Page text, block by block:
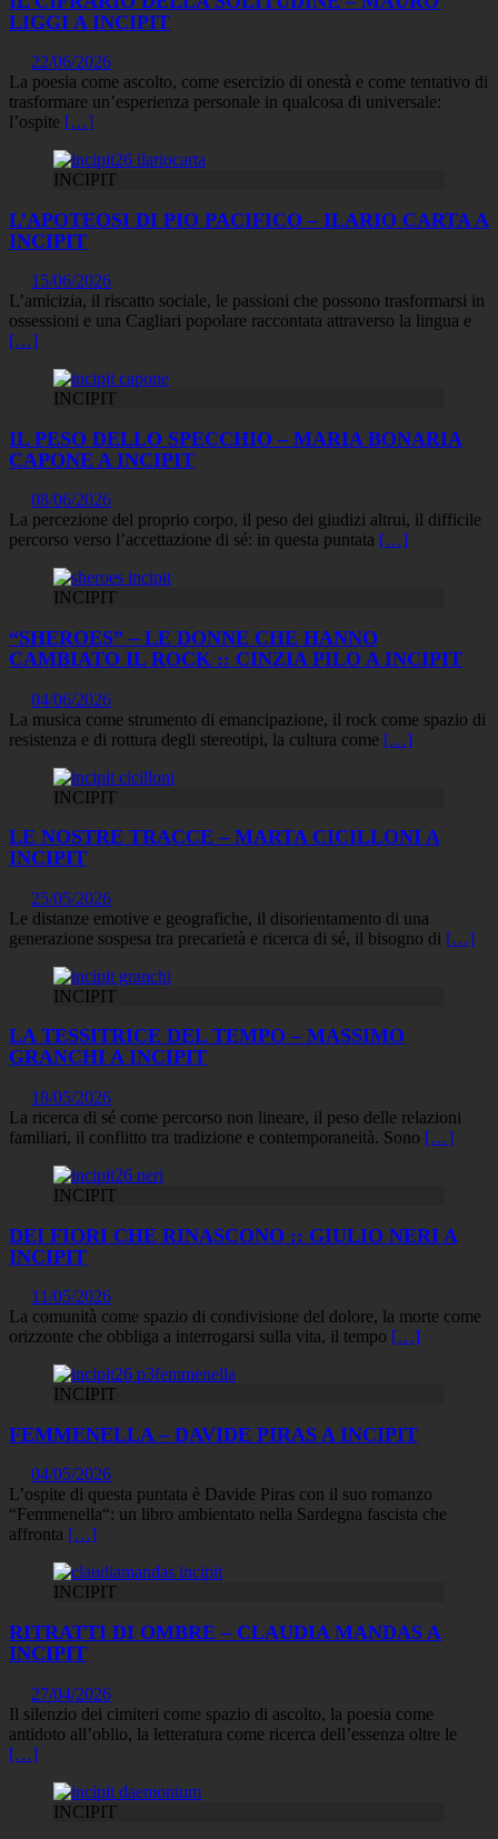
LIGGI A INCIPIT
22/06/2026
La poesia come ascolto, come esercizio di onestà e come tentativo di
trasformare un’esperienza personale in qualcosa di universale:
l’ospite […]
INCIPIT
L’APOTEOSI DI PIO PACIFICO – ILARIO CARTA A
INCIPIT
15/06/2026
L’amicizia, il riscatto sociale, le passioni che possono trasformarsi in
ossessioni e una Cagliari popolare raccontata attraverso la lingua e
[…]
INCIPIT
IL PESO DELLO SPECCHIO – MARIA BONARIA
CAPONE A INCIPIT
08/06/2026
La percezione del proprio corpo, il peso dei giudizi altrui, il difficile
percorso verso l’accettazione di sé: in questa puntata […]
INCIPIT
“SHEROES” – LE DONNE CHE HANNO
CAMBIATO IL ROCK :: CINZIA PILO A INCIPIT
04/06/2026
La musica come strumento di emancipazione, il rock come spazio di
resistenza e di rottura degli stereotipi, la cultura come […]
INCIPIT
LE NOSTRE TRACCE – MARTA CICILLONI A
INCIPIT
25/05/2026
Le distanze emotive e geografiche, il disorientamento di una
generazione sospesa tra precarietà e ricerca di sé, il bisogno di […]
INCIPIT
LA TESSITRICE DEL TEMPO – MASSIMO
GRANCHI A INCIPIT
18/05/2026
La ricerca di sé come percorso non lineare, il peso delle relazioni
familiari, il conflitto tra tradizione e contemporaneità. Sono […]
INCIPIT
DEI FIORI CHE RINASCONO :: GIULIO NERI A
INCIPIT
11/05/2026
La comunità come spazio di condivisione del dolore, la morte come
orizzonte che obbliga a interrogarsi sulla vita, il tempo […]
INCIPIT
FEMMENELLA – DAVIDE PIRAS A INCIPIT
04/05/2026
L’ospite di questa puntata è Davide Piras con il suo romanzo
“Femmenella“: un libro ambientato nella Sardegna fascista che
affronta […]
INCIPIT
RITRATTI DI OMBRE – CLAUDIA MANDAS A
INCIPIT
27/04/2026
Il silenzio dei cimiteri come spazio di ascolto, la poesia come
antidoto all’oblio, la letteratura come ricerca dell’essenza oltre le
[…]
INCIPIT